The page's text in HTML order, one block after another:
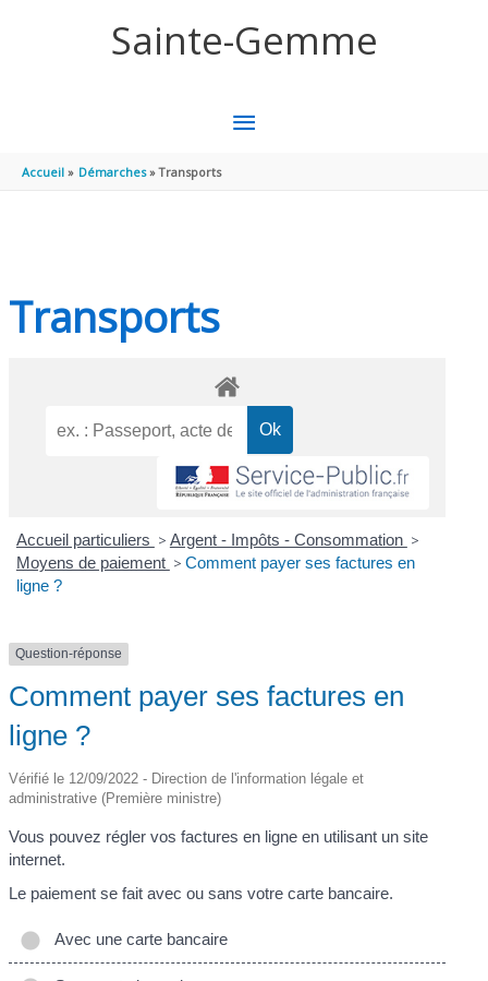
Sainte-Gemme
MENU
Accueil Démarches Transports
Transports
Accueil particuliers > Argent - Impôts - Consommation >
Moyens de paiement > Comment payer ses factures en
ligne ?
Question-réponse
Comment payer ses factures en
ligne ?
Vérifié le 12/09/2022 - Direction de l'information légale et
administrative (Première ministre)
Vous pouvez régler vos factures en ligne en utilisant un site
internet.
Le paiement se fait avec ou sans votre carte bancaire.
Avec une carte bancaire